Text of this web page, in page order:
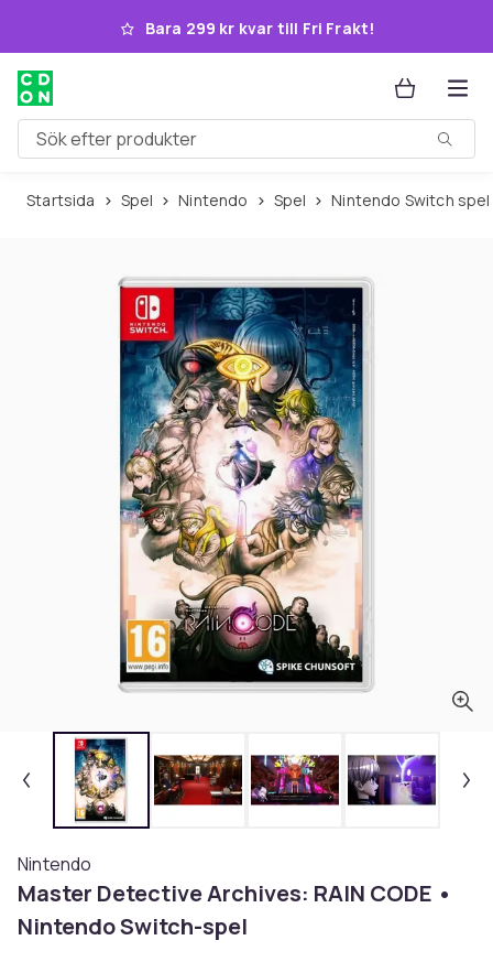
Hoppa till huvudinnehållet
Bara 299 kr kvar till Fri Frakt!
Sök efter produkter
Startsida Spel Nintendo Spel Nintendo Switch spel
Nintendo
Master Detective Archives: RAIN CODE •
Nintendo Switch-spel